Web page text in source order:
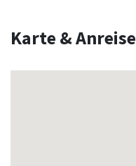
Karte & Anreise